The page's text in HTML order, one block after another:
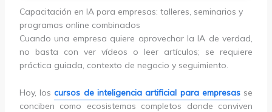
Capacitación en IA para empresas: talleres, seminarios y
programas online combinados
Cuando una empresa quiere aprovechar la IA de verdad,
no basta con ver vídeos o leer artículos; se requiere
práctica guiada, contexto de negocio y seguimiento.
Hoy, loscursos de inteligencia artificial para empresas se
conciben como ecosistemas completos donde conviven